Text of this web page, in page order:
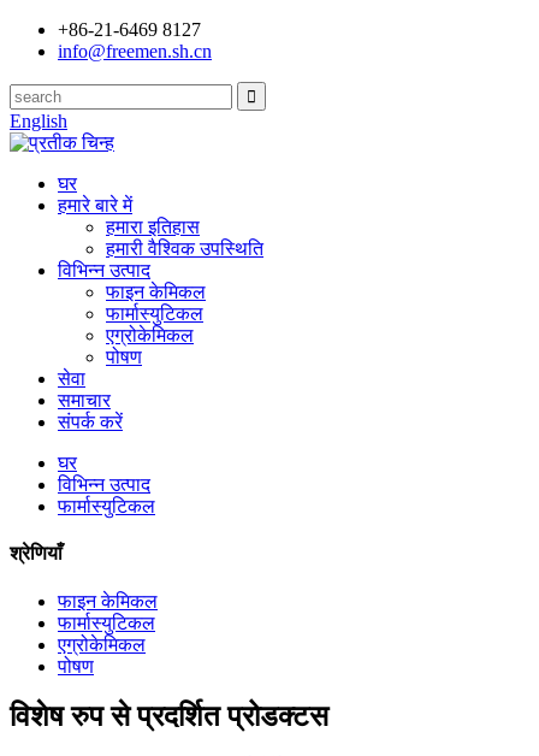
+86-21-6469 8127
info@freemen.sh.cn
English
घर
हमारे बारे में
हमारा इतिहास
हमारी वैश्विक उपस्थिति
विभिन्न उत्पाद
फाइन केमिकल
फार्मास्युटिकल
एग्रोकेमिकल
पोषण
सेवा
समाचार
संपर्क करें
घर
विभिन्न उत्पाद
फार्मास्युटिकल
श्रेणियाँ
फाइन केमिकल
फार्मास्युटिकल
एग्रोकेमिकल
पोषण
विशेष रुप से प्रदर्शित प्रोडक्टस